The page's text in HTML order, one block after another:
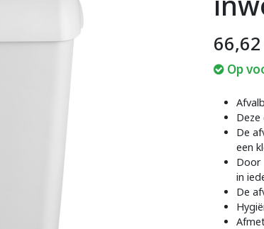
66,62
Op
De
een
Door
in
De